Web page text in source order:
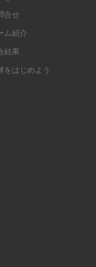
合せ
ム紹介
結果
をはじめよう